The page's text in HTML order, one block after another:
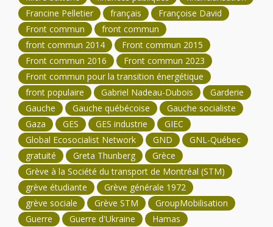
Francine Pelletier
français
Françoise David
Front commun
front commun
front commun 2014
Front commun 2015
Front commun 2016
Front commun 2023
Front commun pour la transition énergétique
front populaire
Gabriel Nadeau-Dubois
Garderie
Gauche
Gauche québécoise
Gauche socialiste
Gaza
GES GES industrie
GIEC
Global Ecosocialist Network
GND
GNL-Québec
gratuité
Greta Thunberg
Grèce
Grève à la Société du transport de Montréal (STM)
grève étudiante
Grève générale 1972
grève sociale
Grève STM
GroupMobilisation
Guerre
Guerre d'Ukraine
Hamas